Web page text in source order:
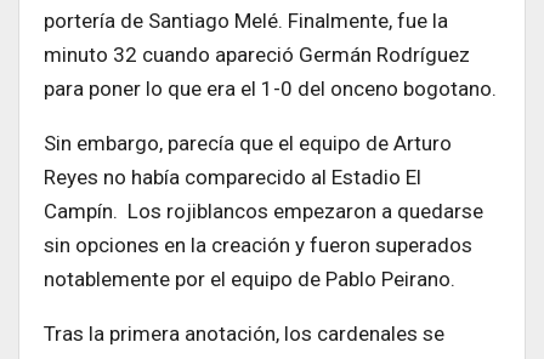
portería de Santiago Melé. Finalmente, fue la
minuto 32 cuando apareció Germán Rodríguez
para poner lo que era el 1-0 del onceno bogotano.
Sin embargo, parecía que el equipo de Arturo
Reyes no había comparecido al Estadio El
Campín. Los rojiblancos empezaron a quedarse
sin opciones en la creación y fueron superados
notablemente por el equipo de Pablo Peirano.
Tras la primera anotación, los cardenales se